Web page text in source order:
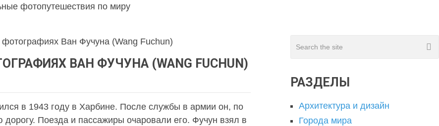
фотопутешествия по миру
Ван Фучуна (Wang Fuchun)
ВАН ФУЧУНА (WANG FUCHUN)
в 1943 году в Харбине. После службы в армии он, по
Поезда и пассажиры очаровали его. Фучун взял в
РАЗДЕЛЫ
Архитектура и дизайн
Города мира